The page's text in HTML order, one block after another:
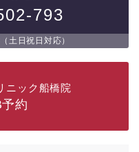
793
土日祝日対応）
ニック船橋院
約